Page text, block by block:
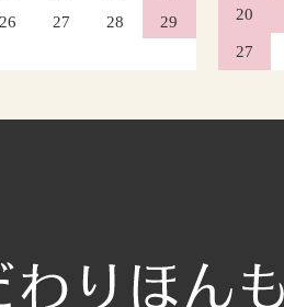
26 27 28
29
20
27
12 13 14 15